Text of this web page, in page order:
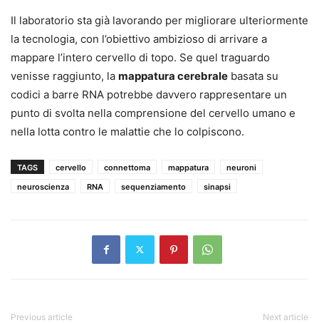
Il laboratorio sta già lavorando per migliorare ulteriormente
la tecnologia, con l’obiettivo ambizioso di arrivare a
mappare l’intero cervello di topo. Se quel traguardo
venisse raggiunto, la mappatura cerebrale basata su
codici a barre RNA potrebbe davvero rappresentare un
punto di svolta nella comprensione del cervello umano e
nella lotta contro le malattie che lo colpiscono.
TAGS cervello connettoma mappatura
neuroni
neuroscienza
RNA sequenziamento sinapsi
Previous article Next article